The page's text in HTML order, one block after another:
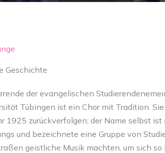
Geschichte
der evangelischen
Tübingen ist ein Chor mit Tradition.
1925 zurückverfolgen; der Name selbst
und bezeichnete eine Gruppe von
geistliche Musik machten, um sich so